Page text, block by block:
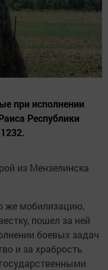
при исполнении
Республики
из Мензелинска
же мобилизацию,
пошел за ней
боевых задач
и за храбрость